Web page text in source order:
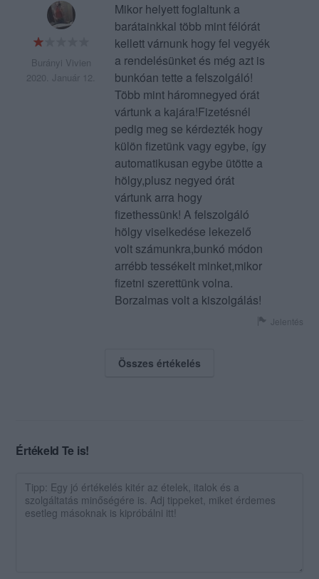
Burányi Vivien
2020. Január 12.
Mikor helyett foglaltunk a
barátainkkal több mint félórát
kellett várnunk hogy fel vegyék
a rendelésünket és még azt is
bunkóan tette a felszolgáló!
Több mint háromnegyed órát
vártunk a kajára!Fizetésnél
pedig meg se kérdezték hogy
külön fizetünk vagy egybe, így
automatikusan egybe ütötte a
hölgy,plusz negyed órát
vártunk arra hogy
fizethessünk! A felszolgáló
hölgy viselkedése lekezelő
volt számunkra,bunkó módon
arrébb tessékelt minket,mikor
fizetni szerettünk volna.
Borzalmas volt a kiszolgálás!
Jelentés
Összes értékelés
Értékeld Te is!